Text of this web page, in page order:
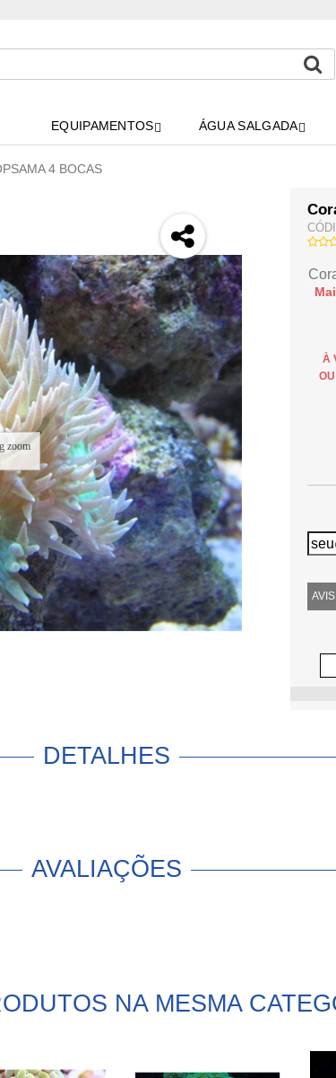
EQUIPAMENTOS ÁGUA SALGADA
4 BOCAS
zoom
À
OU
DETALHES
AVALIAÇÕES
NA MESMA